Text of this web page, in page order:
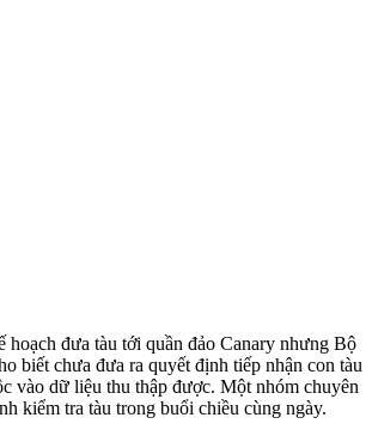
đưa tàu tới quần đảo Canary nhưng Bộ
biết chưa đưa ra quyết định tiếp nhận con tàu
vào dữ liệu thu thập được. Một nhóm chuyên
kiểm tra tàu trong buổi chiều cùng ngày.